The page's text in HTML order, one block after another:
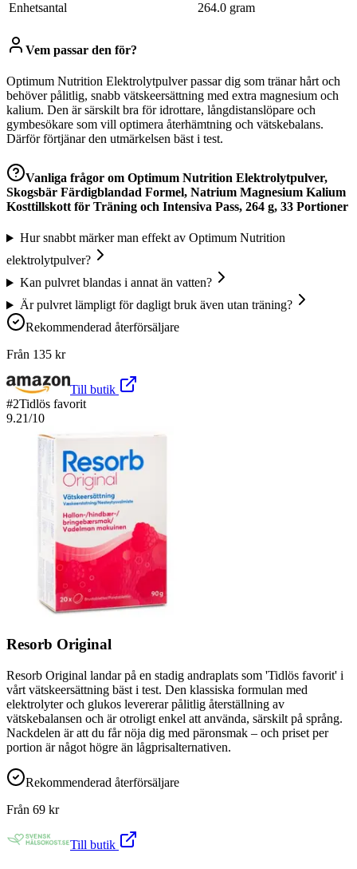
Enhetsantal
264.0 gram
Vem passar den för?
Optimum Nutrition Elektrolytpulver passar dig som tränar hårt och
behöver pålitlig, snabb vätskeersättning med extra magnesium och
kalium. Den är särskilt bra för idrottare, långdistanslöpare och
gymbesökare som vill optimera återhämtning och vätskebalans.
Därför förtjänar den utmärkelsen bäst i test.
Vanliga frågor om Optimum Nutrition Elektrolytpulver,
Skogsbär Färdigblandad Formel, Natrium Magnesium Kalium
Kosttillskott för Träning och Intensiva Pass, 264 g, 33 Portioner
Hur snabbt märker man effekt av Optimum Nutrition
elektrolytpulver?
Kan pulvret blandas i annat än vatten?
Är pulvret lämpligt för dagligt bruk även utan träning?
Rekommenderad återförsäljare
Från 135 kr
Till butik
#2Tidlös favorit
9.21/10
Resorb Original
Resorb Original landar på en stadig andraplats som 'Tidlös favorit' i
vårt vätskeersättning bäst i test. Den klassiska formulan med
elektrolyter och glukos levererar pålitlig återställning av
vätskebalansen och är otroligt enkel att använda, särskilt på språng.
Nackdelen är att du får nöja dig med päronsmak – och priset per
portion är något högre än lågprisalternativen.
Rekommenderad återförsäljare
Från 69 kr
Till butik